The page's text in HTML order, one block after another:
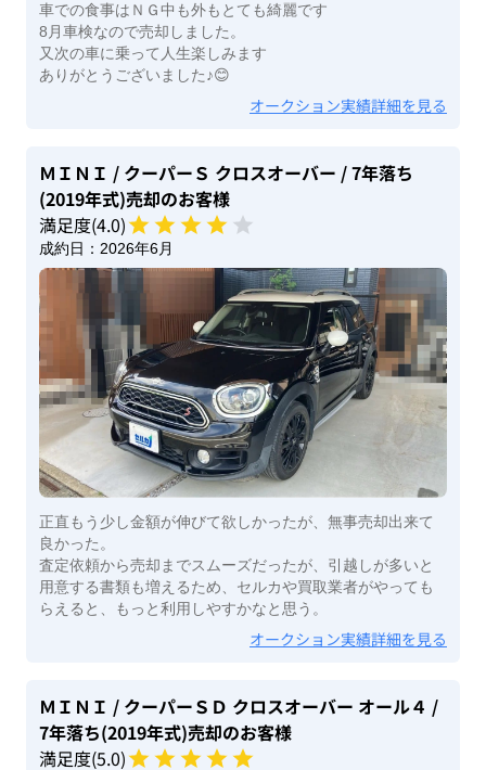
車での食事はＮＧ中も外もとても綺麗です
8月車検なので売却しました。
又次の車に乗って人生楽しみます
ありがとうございました♪😊
オークション実績詳細を見る
ＭＩＮＩ / クーパーＳ クロスオーバー / 7年落ち
(2019年式)売却のお客様
満足度(4.0)
成約日： 2026年6月
正直もう少し金額が伸びて欲しかったが、無事売却出来て
良かった。
査定依頼から売却までスムーズだったが、引越しが多いと
用意する書類も増えるため、セルカや買取業者がやっても
らえると、もっと利用しやすかなと思う。
オークション実績詳細を見る
ＭＩＮＩ / クーパーＳＤ クロスオーバー オール４ /
7年落ち(2019年式)売却のお客様
満足度(5.0)